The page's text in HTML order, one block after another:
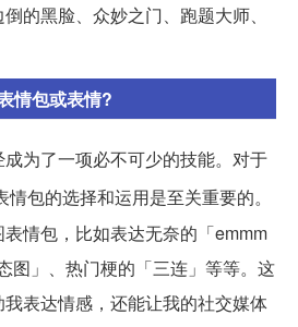
的黑脸、众妙之门、跑题大师、
情包或表情?
为了一项必不可少的技能。对于
情包的选择和运用是至关重要的。
情包，比如表达无奈的「emmm
图」、热门梗的「三连」等等。这
表达情感，还能让我的社交媒体